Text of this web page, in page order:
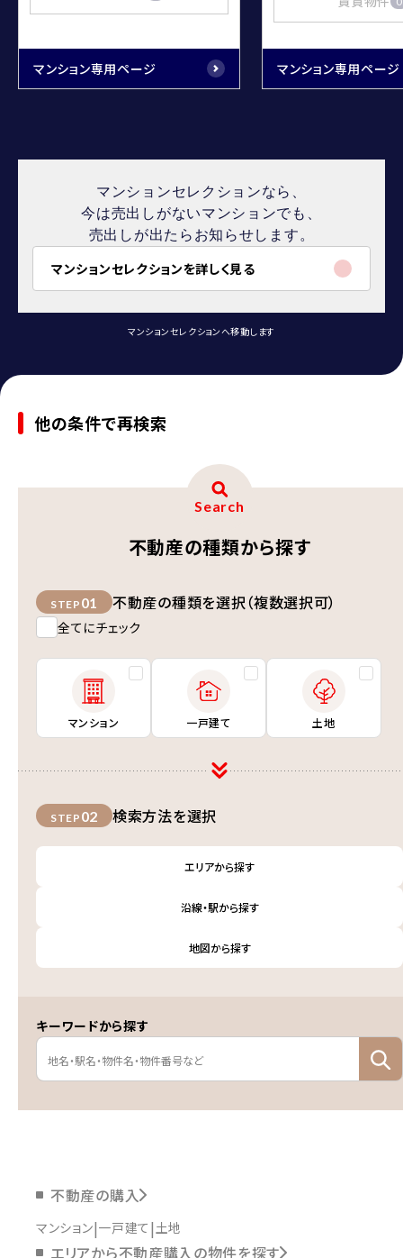
マンション専用ページ マンション専用ページ
マンションセレクションなら、
今は売出しがないマンションでも、
売出しが出たらお知らせします。
マンションセレクションを詳しく見る
マンションセレクションへ移動します
他の条件で再検索
Search
不動産の種類から探す
STEP 01 不動産の種類を選択（複数選択可）
全てにチェック
マンション 一戸建て 土地
STEP 02 検索方法を選択
エリアから探す
沿線・駅から探す
地図から探す
キーワードから探す
不動産の購入
マンション 一戸建て 土地
エリアから不動産購入の物件を探す